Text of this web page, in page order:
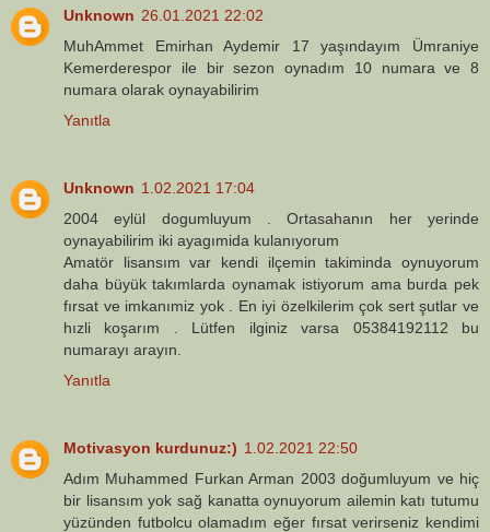
Unknown 26.01.2021 22:02
MuhAmmet Emirhan Aydemir 17 yaşındayım Ümraniye
Kemerderespor ile bir sezon oynadım 10 numara ve 8
numara olarak oynayabilirim
Yanıtla
Unknown 1.02.2021 17:04
2004 eylül dogumluyum . Ortasahanın her yerinde
oynayabilirim iki ayagımida kulanıyorum
Amatör lisansım var kendi ilçemin takiminda oynuyorum
daha büyük takımlarda oynamak istiyorum ama burda pek
fırsat ve imkanımiz yok . En iyi özelkilerim çok sert şutlar ve
hızli koşarım . Lütfen ilginiz varsa 05384192112 bu
numarayı arayın.
Yanıtla
Motivasyon kurdunuz:) 1.02.2021 22:50
Adım Muhammed Furkan Arman 2003 doğumluyum ve hiç
bir lisansım yok sağ kanatta oynuyorum ailemin katı tutumu
yüzünden futbolcu olamadım eğer fırsat verirseniz kendimi